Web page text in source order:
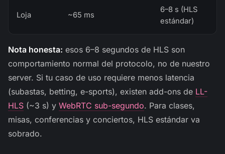
Loja ~65 ms
6–8 s (HLS
estándar)
Nota honesta: esos 6–8 segundos de HLS son
comportamiento normal del protocolo, no de nuestro
server. Si tu caso de uso requiere menos latencia
(subastas, betting, e-sports), existen add-ons de LL-
HLS (~3 s) y WebRTC sub-segundo. Para clases,
misas, conferencias y conciertos, HLS estándar va
sobrado.